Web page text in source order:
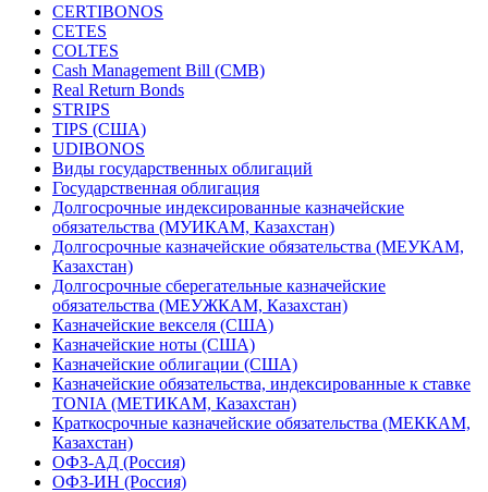
CERTIBONOS
CETES
COLTES
Cash Management Bill (CMB)
Real Return Bonds
STRIPS
TIPS (США)
UDIBONOS
Виды государственных облигаций
Государственная облигация
Долгосрочные индексированные казначейские
обязательства (МУИКАМ, Казахстан)
Долгосрочные казначейские обязательства (МЕУКАМ,
Казахстан)
Долгосрочные сберегательные казначейские
обязательства (МЕУЖКАМ, Казахстан)
Казначейские векселя (США)
Казначейские ноты (США)
Казначейские облигации (США)
Казначейские обязательства, индексированные к ставке
TONIA (МЕТИКАМ, Казахстан)
Краткосрочные казначейские обязательства (МЕККАМ,
Казахстан)
ОФЗ-АД (Россия)
ОФЗ-ИН (Россия)